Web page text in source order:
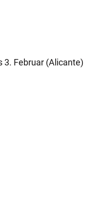
3. Februar (Alicante)